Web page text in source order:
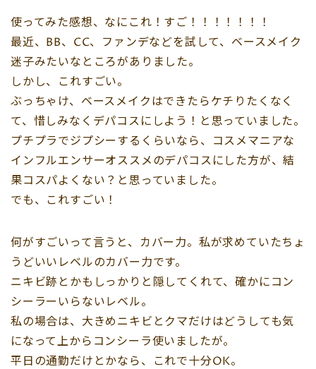
使ってみた感想、なにこれ！すご！！！！！！！
最近、BB、CC、ファンデなどを試して、ベースメイク
迷子みたいなところがありました。
しかし、これすごい。
ぶっちゃけ、ベースメイクはできたらケチりたくなく
て、惜しみなくデパコスにしよう！と思っていました。
プチプラでジプシーするくらいなら、コスメマニアな
インフルエンサーオススメのデパコスにした方が、結
果コスパよくない？と思っていました。
でも、これすごい！
何がすごいって言うと、カバー力。私が求めていたちょ
うどいいレベルのカバー力です。
ニキビ跡とかもしっかりと隠してくれて、確かにコン
シーラーいらないレベル。
私の場合は、大きめニキビとクマだけはどうしても気
になって上からコンシーラ使いましたが。
平日の通勤だけとかなら、これで十分OK。